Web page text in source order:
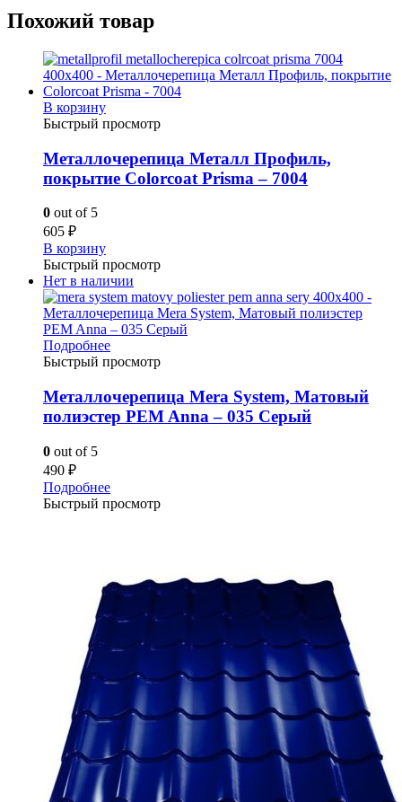
Похожий товар
В корзину
Быстрый просмотр
Металлочерепица Металл Профиль,
покрытие Colorcoat Prisma – 7004
0 out of 5
605 ₽
В корзину
Быстрый просмотр
Нет в наличии
Подробнее
Быстрый просмотр
Металлочерепица Mera System, Матовый
полиэстер PEM Anna – 035 Серый
0 out of 5
490 ₽
Подробнее
Быстрый просмотр